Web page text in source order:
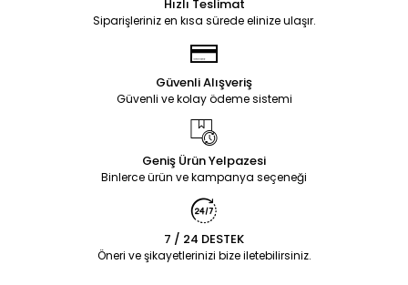
Hızlı Teslimat
Siparişleriniz en kısa sürede elinize ulaşır.
Güvenli Alışveriş
Güvenli ve kolay ödeme sistemi
Geniş Ürün Yelpazesi
Binlerce ürün ve kampanya seçeneği
7 / 24 DESTEK
Öneri ve şikayetlerinizi bize iletebilirsiniz.